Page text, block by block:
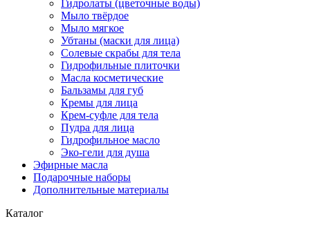
Гидролаты (цветочные воды)
Мыло твёрдое
Мыло мягкое
Убтаны (маски для лица)
Солевые скрабы для тела
Гидрофильные плиточки
Масла косметические
Бальзамы для губ
Кремы для лица
Крем-суфле для тела
Пудра для лица
Гидрофильное масло
Эко-гели для душа
Эфирные масла
Подарочные наборы
Дополнительные материалы
Каталог